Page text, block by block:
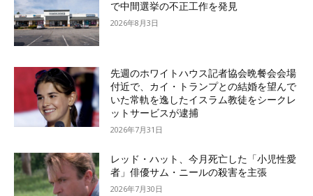
で中間選挙の不正工作を発見
2026年8月3日
先週のホワイトハウス記者協会晩餐会会場
付近で、カイ・トランプとの結婚を望んで
いた常軌を逸したイスラム教徒をシークレ
ットサービスが逮捕
2026年7月31日
レッド・ハット、今月死亡した「小児性愛
者」俳優サム・ニールの殺害を主張
2026年7月30日